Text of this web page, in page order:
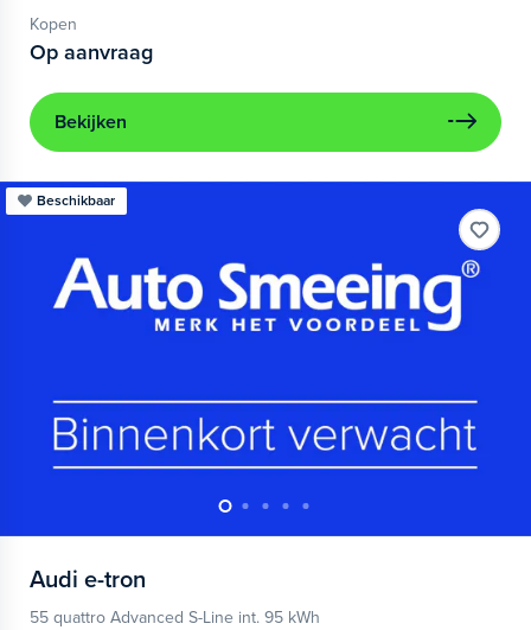
Kopen
Op aanvraag
Bekijken
Beschikbaar
Audi e-tron
55 quattro Advanced S-Line int. 95 kWh